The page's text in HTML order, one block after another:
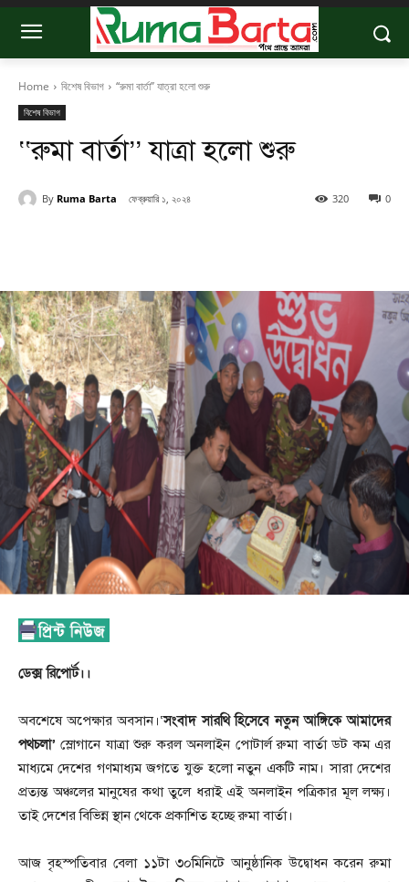
Home বিশেষ বিভাগ ‘‘রুমা বার্তা’’ যাত্রা হলো শুরু
বিশেষ বিভাগ
‘‘রুমা বার্তা’’ যাত্রা হলো শুরু
By Ruma Barta ফেব্রুয়ারি ১, ২০২৪ 0
320
ডেক্স রিপোর্ট।।
অবশেষে অপেক্ষার অবসান।‘সংবাদ সারথি হিসেবে নতুন আঙ্গিকে আমাদের
পথচলা’ স্লোগানে যাত্রা শুরু করল অনলাইন পোটার্ল রুমা বার্তা ডট কম এর
মাধ্যমে দেশের গণমাধ্যম জগতে যুক্ত হলো নতুন একটি নাম। সারা দেশের
প্রত্যন্ত অঞ্চলের মানুষের কথা তুলে ধরাই এই অনলাইন পত্রিকার মূল লক্ষ্য।
তাই দেশের বিভিন্ন স্থান থেকে প্রকাশিত হচ্ছে রুমা বার্তা।
আজ বৃহস্পতিবার বেলা ১১টা ৩০মিনিটে আনুষ্ঠানিক উদ্বোধন করেন রুমা